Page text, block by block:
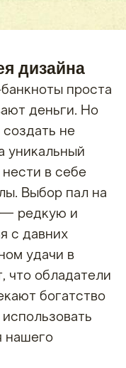
дизайна
проста
деньги. Но
не
уникальный
в себе
Выбор пал на
— редкую и
с давних
удачи в
что обладатели
богатство
нашего